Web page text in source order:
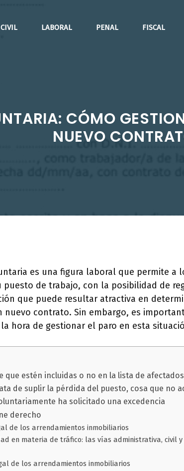
CIVIL LABORAL PENAL FISCAL
CÓMO
NUEVO
es una figura laboral que permite a
de trabajo, con la posibilidad de
que puede resultar atractiva en
nuevo contrato. Sin embargo, es
hora de gestionar el paro en esta
que estén incluidas o no en la lista de afectados
de suplir la pérdida del puesto, cosa que no
ha solicitado una excedencia
derecho
de los arrendamientos inmobiliarios
en materia de tráfico: las vías administrativa, civil
de los arrendamientos inmobiliarios